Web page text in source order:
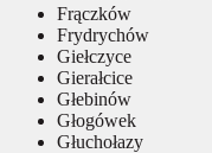
Frączków
Frydrychów
Giełczyce
Gierałcice
Głebinów
Głogówek
Głuchołazy